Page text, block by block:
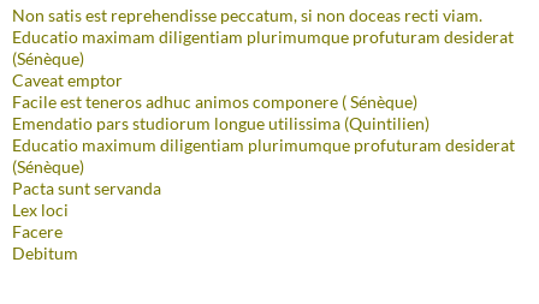
Non satis est reprehendisse peccatum, si non doceas recti viam.
Educatio maximam diligentiam plurimumque profuturam desiderat
(Sénèque)
Caveat emptor
Facile est teneros adhuc animos componere ( Sénèque)
Emendatio pars studiorum longue utilissima (Quintilien)
Educatio maximum diligentiam plurimumque profuturam desiderat
(Sénèque)
Pacta sunt servanda
Lex loci
Facere
Debitum